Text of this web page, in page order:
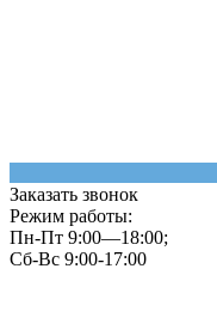
Заказать звонок
Режим работы:
Пн-Пт 9:00—18:00;
Сб-Вс 9:00-17:00